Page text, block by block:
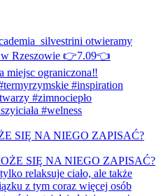
SIĘ NA NIEGO ZAPISAĆ?